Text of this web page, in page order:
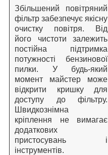
Збільшений повітряний
фільтр забезпечує якісну
очистку повітря. Від
його чистоти залежить
постійна підтримка
потужності бензинової
пилки. У будь-який
момент майстер може
відкрити кришку для
доступу до фільтру.
Швидкознімна
кріплення не вимагає
додаткових
пристосувань і
інструментів.